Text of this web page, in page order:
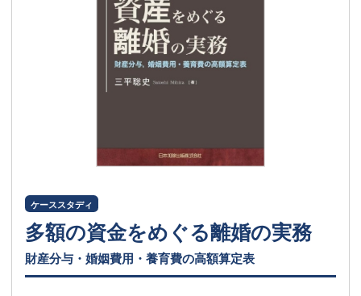
多額の資金をめぐる離婚の実務
ケーススタディ
財産分与・婚姻費用・養育費の高額算定表